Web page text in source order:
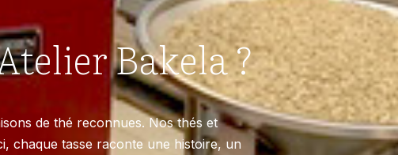
Bakela ?
de thé reconnues. Nos thés et
chaque tasse raconte une histoire, un